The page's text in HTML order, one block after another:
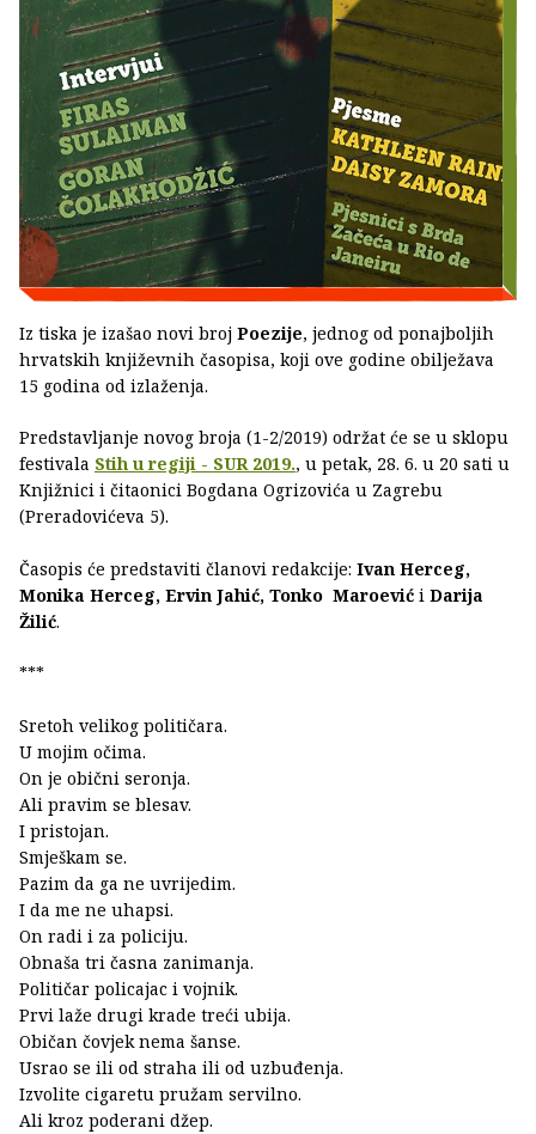
Iz tiska je izašao novi broj Poezije, jednog od ponajboljih
hrvatskih književnih časopisa, koji ove godine obilježava
15 godina od izlaženja.
Predstavljanje novog broja (1-2/2019) održat će se u sklopu
festivala Stih u regiji - SUR 2019., u petak, 28. 6. u 20 sati u
Knjižnici i čitaonici Bogdana Ogrizovića u Zagrebu
(Preradovićeva 5).
Časopis će predstaviti članovi redakcije: Ivan Herceg,
Monika Herceg, Ervin Jahić, Tonko Maroević i Darija
Žilić.
***
Sretoh velikog političara.
U mojim očima.
On je obični seronja.
Ali pravim se blesav.
I pristojan.
Smješkam se.
Pazim da ga ne uvrijedim.
I da me ne uhapsi.
On radi i za policiju.
Obnaša tri časna zanimanja.
Političar policajac i vojnik.
Prvi laže drugi krade treći ubija.
Običan čovjek nema šanse.
Usrao se ili od straha ili od uzbuđenja.
Izvolite cigaretu pružam servilno.
Ali kroz poderani džep.